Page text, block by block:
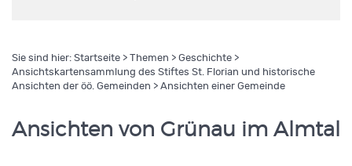
Sie sind hier: Startseite > Themen > Geschichte >
Ansichtskartensammlung des Stiftes St. Florian und historische
Ansichten der öö. Gemeinden > Ansichten einer Gemeinde
Ansichten von Grünau im Almtal